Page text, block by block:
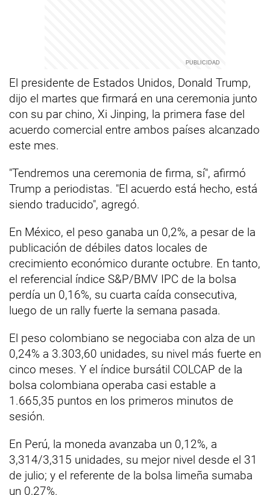
El presidente de Estados Unidos, Donald Trump,
dijo el martes que firmará en una ceremonia junto
con su par chino, Xi Jinping, la primera fase del
acuerdo comercial entre ambos países alcanzado
este mes.
"Tendremos una ceremonia de firma, sí", afirmó
Trump a periodistas. "El acuerdo está hecho, está
siendo traducido", agregó.
En México, el peso ganaba un 0,2%, a pesar de la
publicación de débiles datos locales de
crecimiento económico durante octubre. En tanto,
el referencial índice S&P/BMV IPC de la bolsa
perdía un 0,16%, su cuarta caída consecutiva,
luego de un rally fuerte la semana pasada.
El peso colombiano se negociaba con alza de un
0,24% a 3.303,60 unidades, su nivel más fuerte en
cinco meses. Y el índice bursátil COLCAP de la
bolsa colombiana operaba casi estable a
1.665,35 puntos en los primeros minutos de
sesión.
En Perú, la moneda avanzaba un 0,12%, a
3,314/3,315 unidades, su mejor nivel desde el 31
de julio; y el referente de la bolsa limeña sumaba
un 0,27%.